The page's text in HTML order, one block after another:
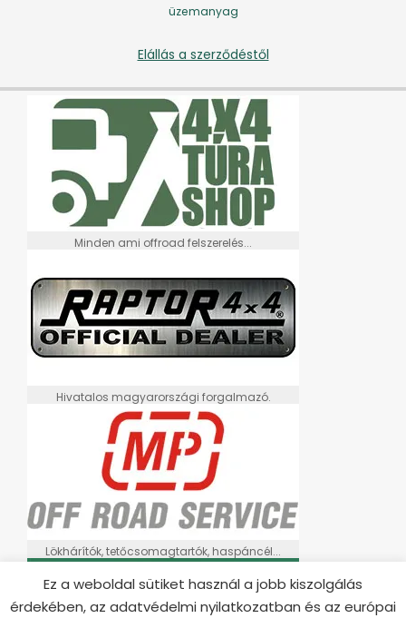
üzemanyag
Elállás a szerződéstől
Minden ami offroad felszerelés...
Hivatalos magyarországi forgalmazó.
Lökhárítók, tetőcsomagtartók, haspáncél...
Ez a weboldal sütiket használ a jobb kiszolgálás
érdekében, az adatvédelmi nyilatkozatban és az európai